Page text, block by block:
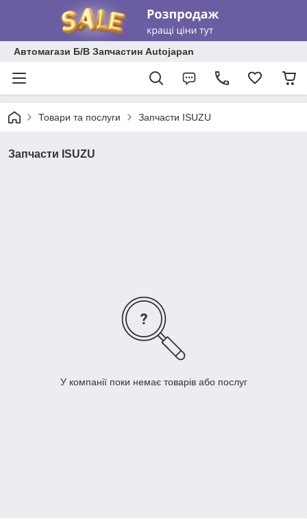
Автомагази Б/В Запчастин Autojapan
Товари та послуги Запчасти ISUZU
Запчасти ISUZU
У компанії поки немає товарів або послуг